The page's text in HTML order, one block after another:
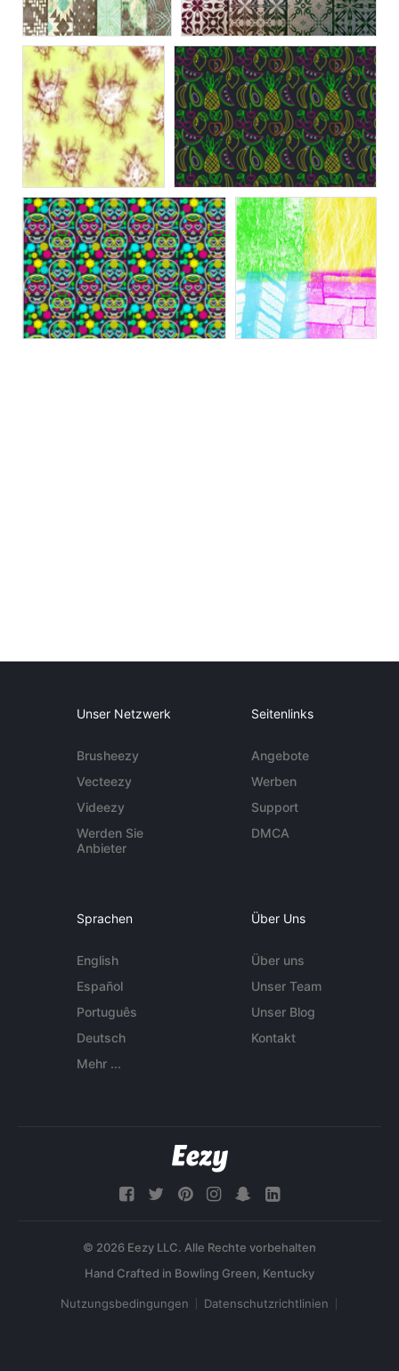
Unser Netzwerk
Brusheezy
Vecteezy
Videezy
Werden Sie
Anbieter
Seitenlinks
Angebote
Werben
Support
DMCA
Sprachen
English
Español
Português
Deutsch
Mehr ...
Über Uns
Über uns
Unser Team
Unser Blog
Kontakt
© 2026 Eezy LLC. Alle Rechte vorbehalten
Nutzungsbedingungen Datenschutzrichtlinien